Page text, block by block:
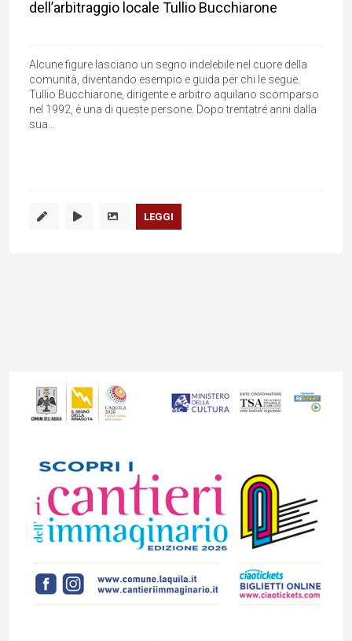
dell’arbitraggio locale Tullio Bucchiarone
Alcune figure lasciano un segno indelebile nel cuore della
comunità, diventando esempio e guida per chi le segue.
Tullio Bucchiarone, dirigente e arbitro aquilano scomparso
nel 1992, è una di queste persone. Dopo trentatré anni dalla
sua...
LEGGI